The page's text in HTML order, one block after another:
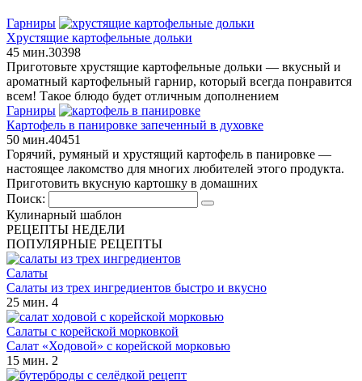
Гарниры
Хрустящие картофельные дольки
45 мин.30398
Приготовьте хрустящие картофельные дольки — вкусный и
ароматный картофельный гарнир, который всегда понравится
всем! Такое блюдо будет отличным дополнением
Гарниры
Картофель в панировке запеченный в духовке
50 мин.40451
Горячий, румяный и хрустящий картофель в панировке —
настоящее лакомство для многих любителей этого продукта.
Приготовить вкусную картошку в домашних
Поиск:
Кулинарный шаблон
РЕЦЕПТЫ НЕДЕЛИ
ПОПУЛЯРНЫЕ РЕЦЕПТЫ
Салаты
Салаты из трех ингредиентов быстро и вкусно
25 мин. 4
Салаты с корейской морковкой
Салат «Ходовой» с корейской морковью
15 мин. 2